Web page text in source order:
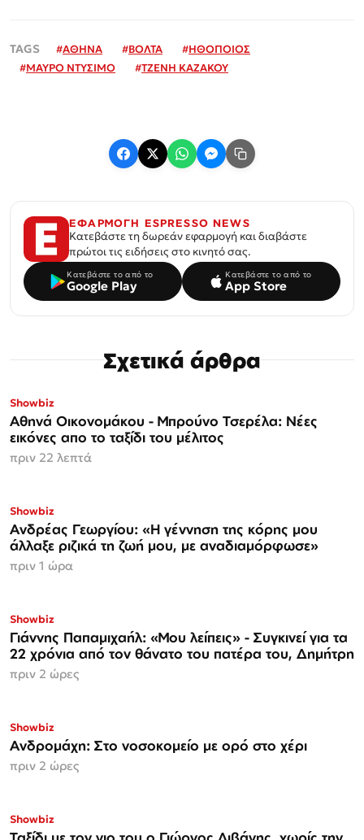
#ΑΘΗΝΑ #ΒΟΛΤΑ #ΗΘΟΠΟΙΟΣ
#ΜΑΥΡΟ ΝΤΥΣΙΜΟ #ΤΖΕΝΗ ΚΑΖΑΚΟΥ
ΕΦΑΡΜΟΓΗ ESPRESSO NEWS
Κατεβάστε τη δωρεάν εφαρμογή και διαβάστε
πρώτοι τις ειδήσεις στο κινητό σας.
Κατεβάστε το από το
Google Play
Κατεβάστε το από το
App Store
Σχετικά άρθρα
Showbiz
Αθηνά Οικονομάκου - Μπρούνο Τσερέλα: Νέες
εικόνες απο το ταξίδι του μέλιτος
πριν 22 λεπτά
Showbiz
Ανδρέας Γεωργίου: «Η γέννηση της κόρης μου
άλλαξε ριζικά τη ζωή μου, με αναδιαμόρφωσε»
πριν 1 ώρα
Showbiz
Γιάννης Παπαμιχαήλ: «Μου λείπεις» - Συγκινεί για τα
22 χρόνια από τον θάνατο του πατέρα του, Δημήτρη
πριν 2 ώρες
Showbiz
Ανδρομάχη: Στο νοσοκομείο με ορό στο χέρι
πριν 2 ώρες
Showbiz